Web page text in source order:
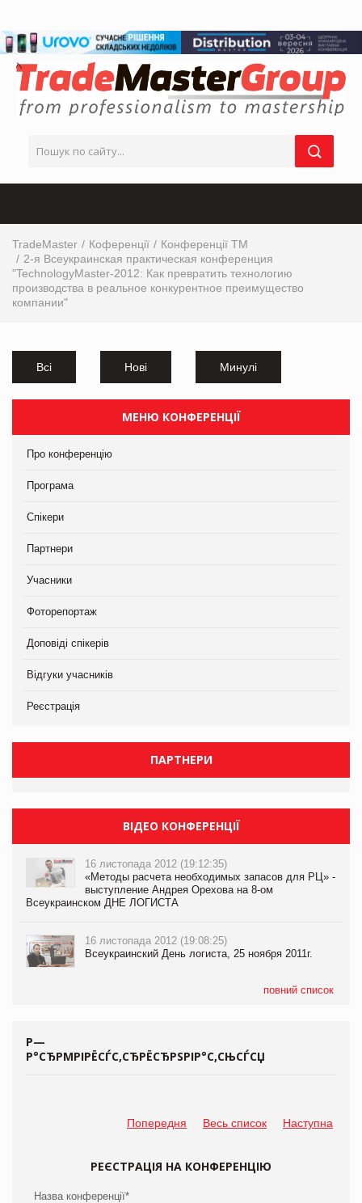
TradeMaster Коференції
Конференції ТМ
2-я Всеукраинская практическая конференция
"TechnologyMaster-2012: Как превратить технологию
производства в реальное конкурентное преимущество
компании"
Всі Нові Минулі
МЕНЮ КОНФЕРЕНЦІЇ
Про конференцію
Програма
Спікери
Партнери
Учасники
Фоторепортаж
Доповіді спікерів
Відгуки учасників
Реєстрація
ПАРТНЕРИ
ВІДЕО КОНФЕРЕНЦІЇ
16 листопада 2012 (19:12:35)
«Методы расчета необходимых запасов для РЦ» -
выступление Андрея Орехова на 8-ом
Всеукраинском ДНЕ ЛОГИСТА
16 листопада 2012 (19:08:25)
Всеукраинский День логиста, 25 ноября 2011г.
повний список
Р—
Р°СЂРΜРІРЁСЃС‚СЂРЁСЂРЅРІР°С‚СЊСЃСЏ
Попередня Весь список Наступна
РЕЄСТРАЦІЯ НА КОНФЕРЕНЦІЮ
Назва конференції*